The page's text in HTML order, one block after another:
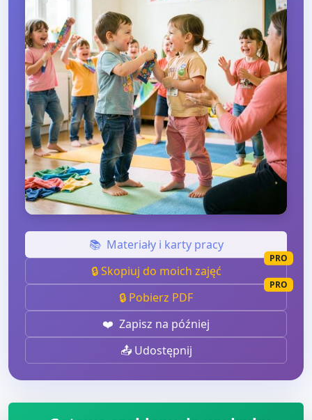
📚 Materiały i karty pracy
🔒 Skopiuj do moich zajęć
PRO
🔒 Pobierz PDF
PRO
❤️ Zapisz na później
📤 Udostępnij